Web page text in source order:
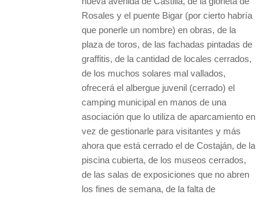
Rosales y el puente Bigar (por cierto habría
que ponerle un nombre) en obras, de la
plaza de toros, de las fachadas pintadas de
graffitis, de la cantidad de locales cerrados,
de los muchos solares mal vallados,
ofrecerá el albergue juvenil (cerrado) el
camping municipal en manos de una
asociación que lo utiliza de aparcamiento en
vez de gestionarle para visitantes y más
ahora que está cerrado el de Costaján, de la
piscina cubierta, de los museos cerrados,
de las salas de exposiciones que no abren
los fines de semana, de la falta de